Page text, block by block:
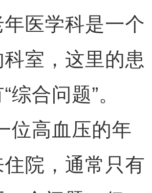
学科是一个
室，这里的患
综合问题”。
高血压的年
院，通常只有